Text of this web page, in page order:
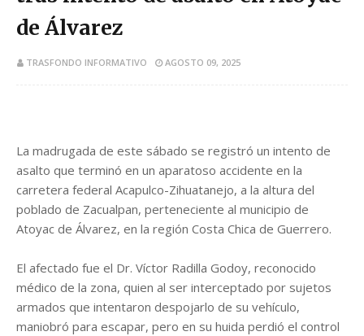
de Álvarez
TRASFONDO INFORMATIVO AGOSTO 09, 2025
La madrugada de este sábado se registró un intento de
asalto que terminó en un aparatoso accidente en la
carretera federal Acapulco-Zihuatanejo, a la altura del
poblado de Zacualpan, perteneciente al municipio de
Atoyac de Álvarez, en la región Costa Chica de Guerrero.
El afectado fue el Dr. Víctor Radilla Godoy, reconocido
médico de la zona, quien al ser interceptado por sujetos
armados que intentaron despojarlo de su vehículo,
maniobró para escapar, pero en su huida perdió el control